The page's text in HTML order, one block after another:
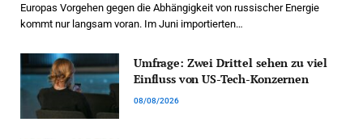
Europas Vorgehen gegen die Abhängigkeit von russischer Energie
kommt nur langsam voran. Im Juni importierten…
Umfrage: Zwei Drittel sehen zu viel
Einfluss von US-Tech-Konzernen
08/08/2026